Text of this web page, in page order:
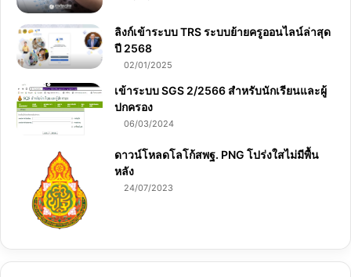
ลิงก์เข้าระบบ TRS ระบบย้ายครูออนไลน์ล่าสุด
ปี 2568
02/01/2025
เข้าระบบ SGS 2/2566 สำหรับนักเรียนและผู้
ปกครอง
06/03/2024
ดาวน์โหลดโลโก้สพฐ. PNG โปร่งใสไม่มีพื้น
หลัง
24/07/2023